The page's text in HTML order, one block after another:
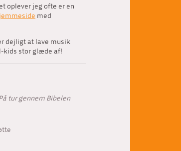
oplever jeg ofte er en
med
dejligt at lave musik
kids stor glæde af!
tur gennem Bibelen